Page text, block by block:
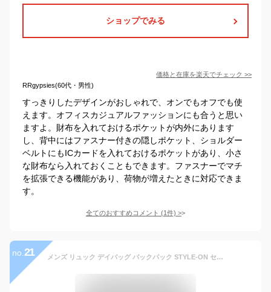
ショップでみる
価格と在庫を楽天でチェック >>
RRgypsies(60代・男性)
すっきりしたデザインがおしゃれで、オンでもオフでも使
えます。オフィスカジュアルファッションにも合うと思い
ますよ。財布を入れておけるポケットが内外にあります
し、背中にはファスナー付きの隠しポケット、ショルダー
ベルトにもICカードを入れておけるポケットがあり、小さ
な財布なら入れておくこともできます。ファスナーでマチ
を拡張できる機能があり、荷物が増えたときに対応できま
す。
全てのおすすめコメント (1件) >
no. 21 メンズ リュック デイバッグ バックパック STYLE-ON センターオーガナイザー コーデュラナイロン バックパック H-1004